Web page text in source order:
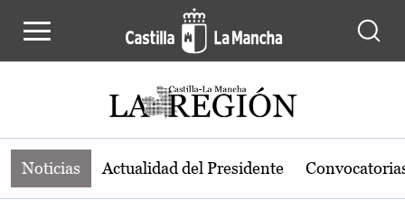
Noticias de la región de Castilla-La
Noticias Actualidad del Presidente